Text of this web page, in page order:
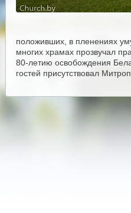
положивших, в пленениях
многих храмах прозвучал
80-летию освобождения
гостей присутствовал